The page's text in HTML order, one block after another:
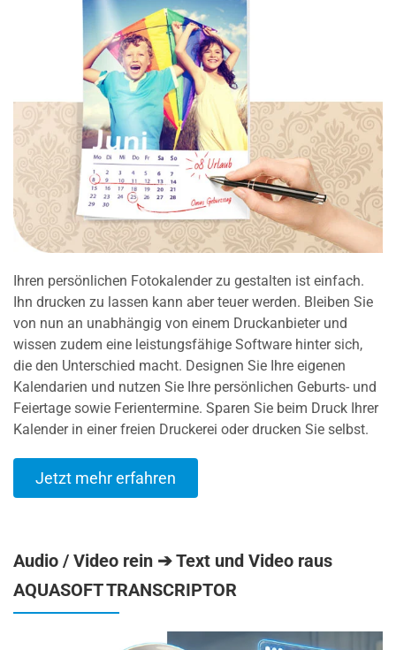
Ihren persönlichen Fotokalender zu gestalten ist einfach.
Ihn drucken zu lassen kann aber teuer werden. Bleiben Sie
von nun an unabhängig von einem Druckanbieter und
wissen zudem eine leistungsfähige Software hinter sich,
die den Unterschied macht. Designen Sie Ihre eigenen
Kalendarien und nutzen Sie Ihre persönlichen Geburts- und
Feiertage sowie Ferientermine. Sparen Sie beim Druck Ihrer
Kalender in einer freien Druckerei oder drucken Sie selbst.
Jetzt mehr erfahren
Audio / Video rein ➔ Text und Video raus
AQUASOFT TRANSCRIPTOR